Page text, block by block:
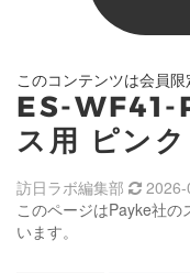
このコンテンツは会員
ES-WF41-
ス用 ピンク
このページはPayke社
います。
訪日ラボ編集部